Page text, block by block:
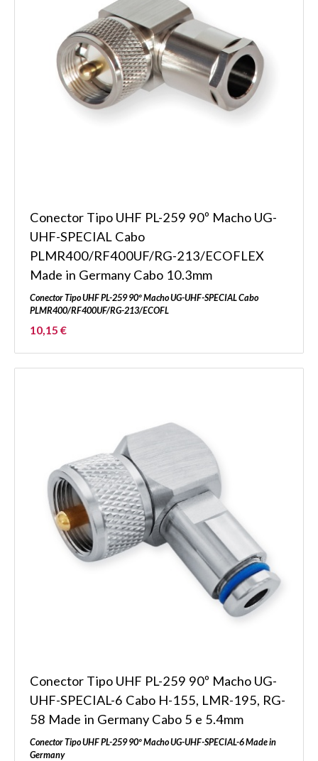
Conector Tipo UHF PL-259 90º Macho UG-
UHF-SPECIAL Cabo
PLMR400/RF400UF/RG-213/ECOFLEX
Made in Germany Cabo 10.3mm
Conector Tipo UHF PL-259 90º Macho UG-UHF-SPECIAL Cabo
PLMR400/RF400UF/RG-213/ECOFL
10,15 €
Conector Tipo UHF PL-259 90º Macho UG-
UHF-SPECIAL-6 Cabo H-155, LMR-195, RG-
58 Made in Germany Cabo 5 e 5.4mm
Conector Tipo UHF PL-259 90º Macho UG-UHF-SPECIAL-6 Made in
Germany